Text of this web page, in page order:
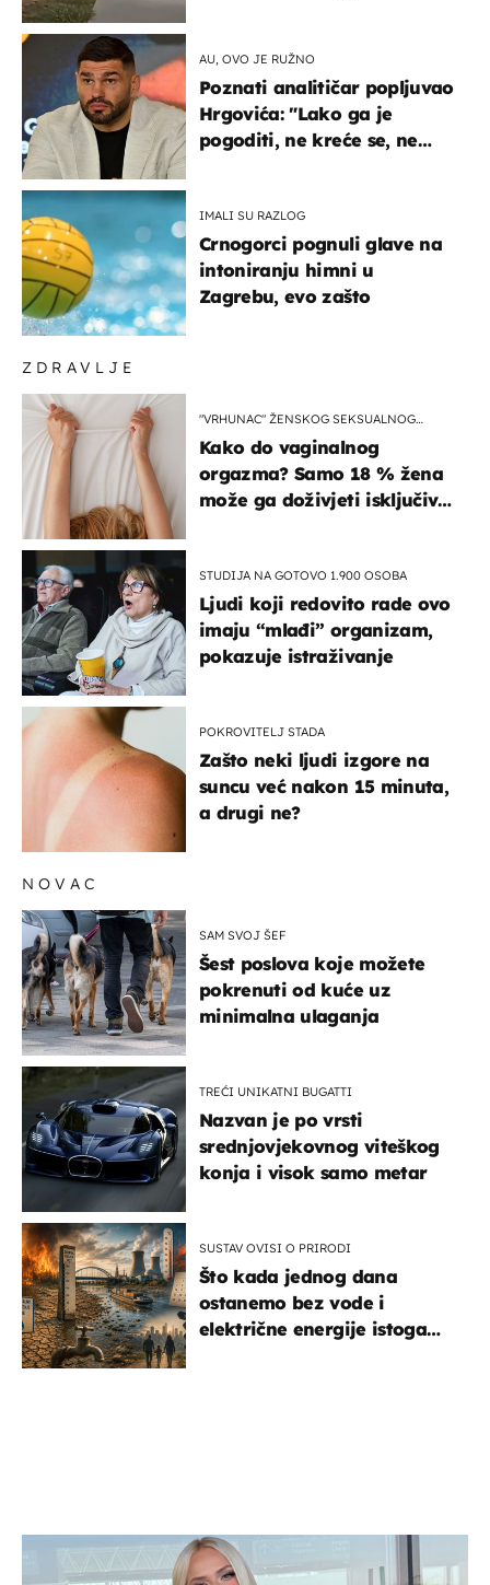
ZDRAVLJE
"VRHUNAC" ŽENSKOG SEKSUALNOG
Kako do vaginalnog
orgazma? Samo 18 % žena
može ga doživjeti isključivo
STUDIJA NA GOTOVO 1.900 OSOBA
Ljudi koji redovito rade ovo
imaju “mlađi” organizam,
pokazuje istraživanje
POKROVITELJ STADA
Zašto neki ljudi izgore na
suncu već nakon 15 minuta,
a drugi ne?
AU, OVO JE RUŽNO
Poznati analitičar popljuvao
Hrgovića: "Lako ga je
pogoditi, ne kreće se, ne
IMALI SU RAZLOG
Crnogorci pognuli glave na
intoniranju himni u
Zagrebu, evo zašto
NOVAC
SAM SVOJ ŠEF
Šest poslova koje možete
pokrenuti od kuće uz
minimalna ulaganja
TREĆI UNIKATNI BUGATTI
Nazvan je po vrsti
srednjovjekovnog viteškog
konja i visok samo metar
SUSTAV OVISI O PRIRODI
Što kada jednog dana
ostanemo bez vode i
električne energije istoga